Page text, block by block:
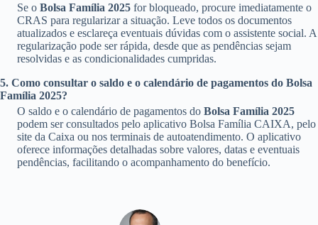
Se o Bolsa Família 2025 for bloqueado, procure imediatamente o
CRAS para regularizar a situação. Leve todos os documentos
atualizados e esclareça eventuais dúvidas com o assistente social. A
regularização pode ser rápida, desde que as pendências sejam
resolvidas e as condicionalidades cumpridas.
5. Como consultar o saldo e o calendário de pagamentos do Bolsa
Família 2025?
O saldo e o calendário de pagamentos do Bolsa Família 2025
podem ser consultados pelo aplicativo Bolsa Família CAIXA, pelo
site da Caixa ou nos terminais de autoatendimento. O aplicativo
oferece informações detalhadas sobre valores, datas e eventuais
pendências, facilitando o acompanhamento do benefício.